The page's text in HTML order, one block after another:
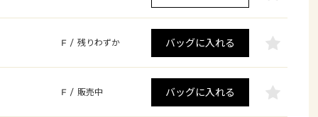
F / 残りわずか バッグに入れる
F / 販売中 バッグに入れる